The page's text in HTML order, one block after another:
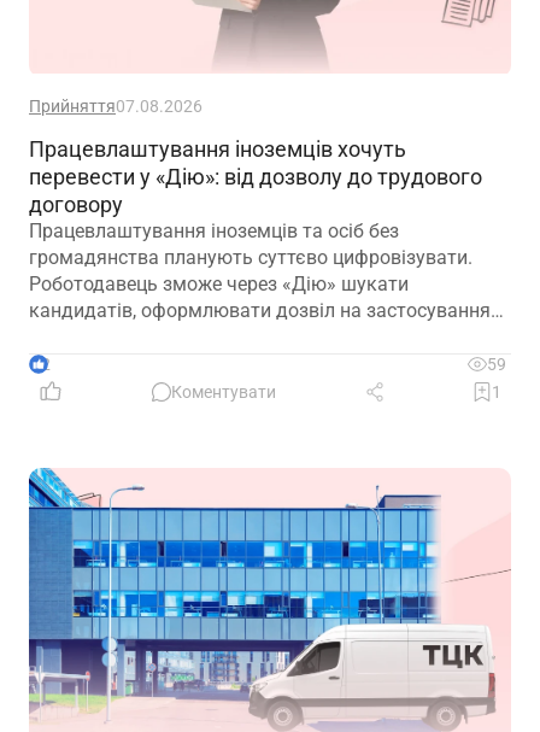
Прийняття07.08.2026
Працевлаштування іноземців хочуть
перевести у «Дію»: від дозволу до трудового
договору
Працевлаштування іноземців та осіб без
громадянства планують суттєво цифровізувати.
Роботодавець зможе через «Дію» шукати
кандидатів, оформлювати дозвіл на застосування
прийняття на роботу
2
59
Коментувати
1